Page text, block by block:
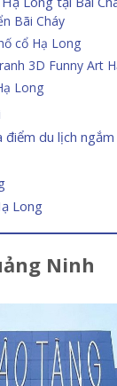
Bãi Cháy
cổ Hạ Long
3D Funny Art
Long
điểm du lịch
Long
Ninh